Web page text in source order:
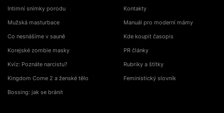
Intimní snímky porodu
Mužská masturbace
Co nesnášíme v sauně
Korejské zombie masky
Kvíz: Poznáte narcistu?
Kingdom Come 2 a ženské tělo
Bossing: jak se bránit
Kontakty
Manuál pro moderní mámy
Kde koupit časopis
PR články
Rubriky a štítky
Feministický slovník